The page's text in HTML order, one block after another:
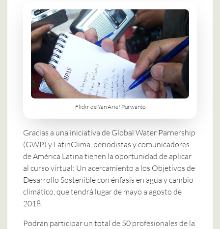
Flickr de Yan Arief Purwanto
Gracias a una iniciativa de Global Water Parnership
(GWP) y LatinClima, periodistas y comunicadores
de América Latina tienen la oportunidad de aplicar
al curso virtual: Un acercamiento a los Objetivos de
Desarrollo Sostenible con énfasis en agua y cambio
climático, que tendrá lugar de mayo a agosto de
2018.
Podrán participar un total de 50 profesionales de la